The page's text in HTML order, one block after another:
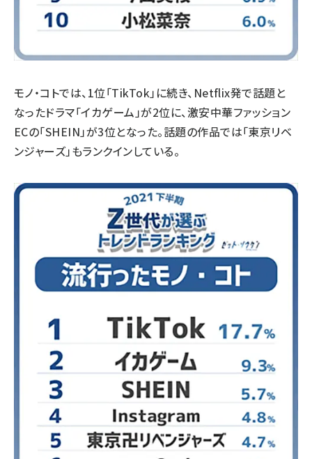
モノ・コトでは、1位「TikTok」に続き、Netflix発で話題と
なったドラマ「イカゲーム」が2位に、激安中華ファッション
ECの「SHEIN」が3位となった。話題の作品では「東京リベ
ンジャーズ」もランクインしている。